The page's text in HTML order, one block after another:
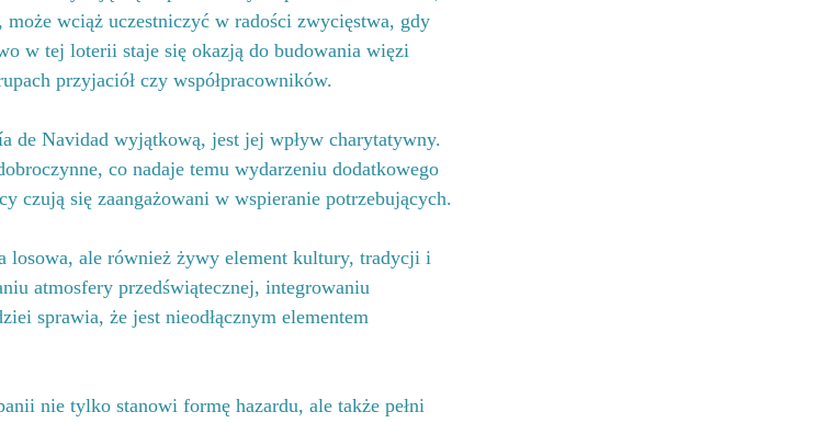
może wciąż uczestniczyć w radości zwycięstwa, gdy
w tej loterii staje się okazją do budowania więzi
przyjaciół czy współpracowników.
de Navidad wyjątkową, jest jej wpływ charytatywny.
co nadaje temu wydarzeniu dodatkowego
czują się zaangażowani w wspieranie potrzebujących.
losowa, ale również żywy element kultury, tradycji i
atmosfery przedświątecznej, integrowaniu
sprawia, że jest nieodłącznym elementem
nie tylko stanowi formę hazardu, ale także pełni